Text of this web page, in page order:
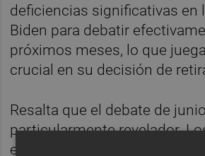
deficiencias significativas en
Biden para debatir
próximos meses, lo que
crucial en su decisión de
Resalta que el debate de
particularmente revelador.
errores cometidos por Biden